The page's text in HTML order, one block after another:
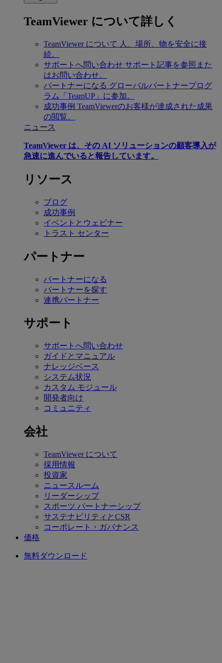
TeamViewer について詳しく
TeamViewer について 人、場所、物を安全に接
続。
サポートへ問い合わせ サポート記事を参照また
はお問い合わせ。
パートナーになる グローバルパートナープログ
ラム「TeamUP」に参加。
成功事例 TeamViewerのお客様が達成された成果
の閲覧。
ニュース
TeamViewer は、その AI ソリューションの顧客導入が
急速に進んでいると報告しています。
リソース
ブログ
成功事例
イベントとウェビナー
トラスト センター
パートナー
パートナーになる
パートナーを探す
連携パートナー
サポート
サポートへ問い合わせ
ガイドとマニュアル
ナレッジベース
システム状況
カスタム モジュール
開発者向け
コミュニティ
会社
TeamViewer について
採用情報
投資家
ニュースルーム
リーダーシップ
スポーツ パートナーシップ
サステナビリティとCSR
コーポレート・ガバナンス
価格
無料ダウンロード